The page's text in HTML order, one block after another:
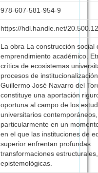
978-607-581-954-9
https://hdl.handle.net/
La obra La construcción social
emprendimiento académico.
crítica de ecosistemas
procesos de
Guillermo José Navarro del
constituye una aportación
oportuna al campo de los
universitarios contemporáneos,
particularmente en un
en el que las instituciones de
superior enfrentan profundas
transformaciones
epistemológicas.